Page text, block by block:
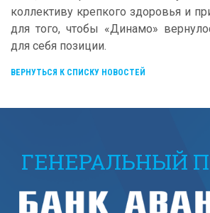
коллективу крепкого здоровья и
для того, чтобы «Динамо»
для себя позиции.
ВЕРНУТЬСЯ К СПИСКУ НОВОСТЕЙ
ГЕНЕРАЛЬНЫЙ